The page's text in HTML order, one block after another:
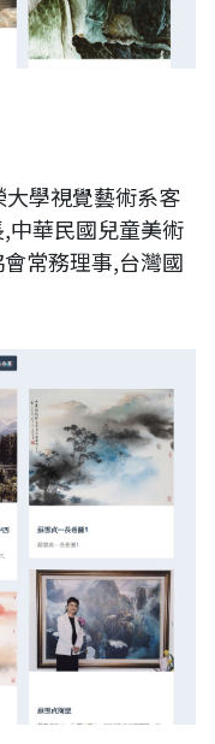
學視覺藝術系客
中華民國兒童美術
常務理事,台灣國